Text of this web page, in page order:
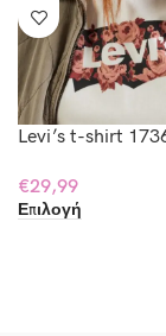
Levi’s t-shirt
€29,99
Επιλογή